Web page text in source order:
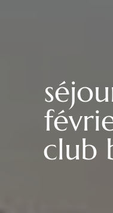
club